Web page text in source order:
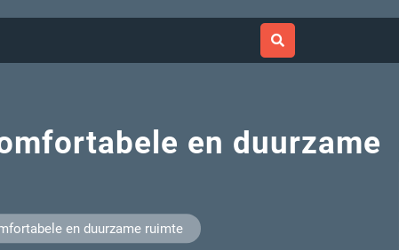
en duurzame
en duurzame ruimte